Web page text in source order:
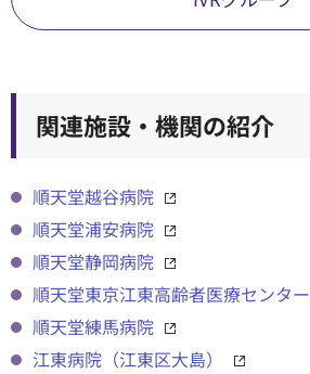
関連施設・機関の紹介
順天堂越谷病院
順天堂浦安病院
順天堂静岡病院
順天堂東京江東高齢者医療センター
順天堂練馬病院
江東病院（江東区大島）